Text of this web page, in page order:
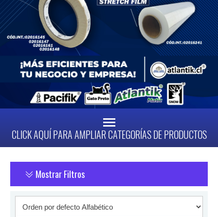
CLICK AQUÍ PARA AMPLIAR CATEGORÍAS DE PRODUCTOS
Mostrar Filtros